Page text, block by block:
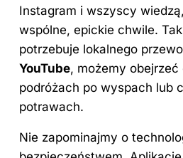
Instagram i wszyscy
wspólne, epickie chwile.
potrzebuje lokalnego
YouTube, możemy
podróżach po wyspach lub
potrawach.
Nie zapominajmy o